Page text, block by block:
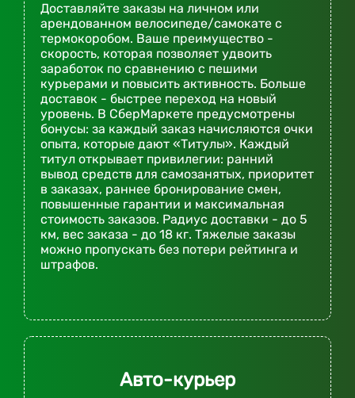
Доставляйте заказы на личном или
арендованном велосипеде/самокате с
термокоробом. Ваше преимущество -
скорость, которая позволяет удвоить
заработок по сравнению с пешими
курьерами и повысить активность. Больше
доставок - быстрее переход на новый
уровень. В СберМаркете предусмотрены
бонусы: за каждый заказ начисляются очки
опыта, которые дают «Титулы». Каждый
титул открывает привилегии: ранний
вывод средств для самозанятых, приоритет
в заказах, раннее бронирование смен,
повышенные гарантии и максимальная
стоимость заказов. Радиус доставки - до 5
км, вес заказа - до 18 кг. Тяжелые заказы
можно пропускать без потери рейтинга и
штрафов.
Авто-курьер